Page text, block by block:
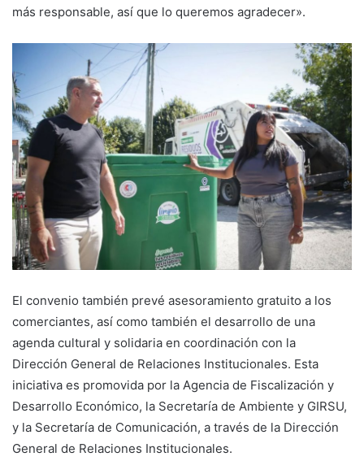
más responsable, así que lo queremos agradecer».
El convenio también prevé asesoramiento gratuito a los
comerciantes, así como también el desarrollo de una
agenda cultural y solidaria en coordinación con la
Dirección General de Relaciones Institucionales. Esta
iniciativa es promovida por la Agencia de Fiscalización y
Desarrollo Económico, la Secretaría de Ambiente y GIRSU,
y la Secretaría de Comunicación, a través de la Dirección
General de Relaciones Institucionales.